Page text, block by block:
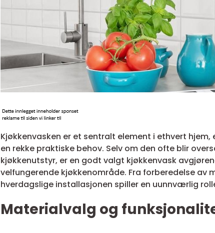
Kjøkkenvasken er et sentralt element i ethvert
en rekke praktiske behov. Selv om den ofte blir
kjøkkenutstyr, er en godt valgt kjøkkenvask
velfungerende kjøkkenområde. Fra forberedelse av
hverdagslige installasjonen spiller en uunnværlig
Materialvalg og